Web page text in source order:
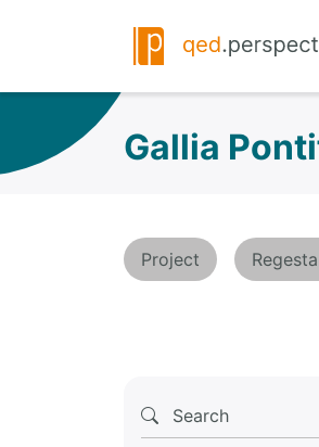
Gallia
Project Regesta
Search